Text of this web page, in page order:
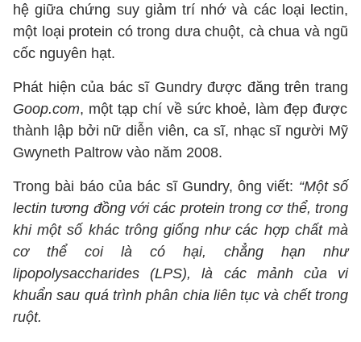
hệ giữa chứng suy giảm trí nhớ và các loại lectin,
một loại protein có trong dưa chuột, cà chua và ngũ
cốc nguyên hạt.
Phát hiện của bác sĩ Gundry được đăng trên trang
Goop.com, một tạp chí về sức khoẻ, làm đẹp được
thành lập bởi nữ diễn viên, ca sĩ, nhạc sĩ người Mỹ
Gwyneth Paltrow vào năm 2008.
Trong bài báo của bác sĩ Gundry, ông viết: “Một số
lectin tương đồng với các protein trong cơ thể, trong
khi một số khác trông giống như các hợp chất mà
cơ thể coi là có hại, chẳng hạn như
lipopolysaccharides (LPS), là các mảnh của vi
khuẩn sau quá trình phân chia liên tục và chết trong
ruột.